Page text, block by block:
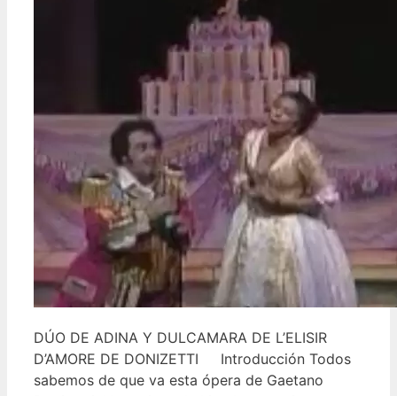
DÚO DE ADINA Y DULCAMARA DE L’ELISIR
D’AMORE DE DONIZETTI Introducción Todos
sabemos de que va esta ópera de Gaetano